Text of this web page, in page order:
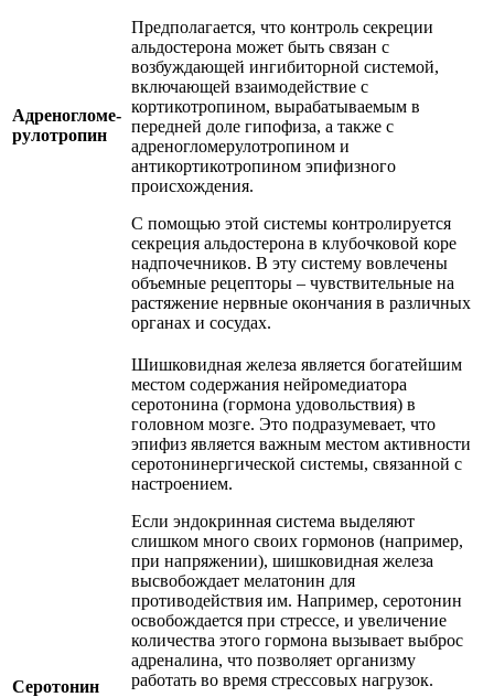
Адреногломе-
рулотропин
Предполагается, что контроль секреции
альдостерона может быть связан с
возбуждающей ингибиторной системой,
включающей взаимодействие с
кортикотропином, вырабатываемым в
передней доле гипофиза, а также с
адреногломерулотропином и
антикортикотропином эпифизного
происхождения.
С помощью этой системы контролируется
секреция альдостерона в клубочковой коре
надпочечников. В эту систему вовлечены
объемные рецепторы – чувствительные на
растяжение нервные окончания в различных
органах и сосудах.
Серотонин
Шишковидная железа является богатейшим
местом содержания нейромедиатора
серотонина (гормона удовольствия) в
головном мозге. Это подразумевает, что
эпифиз является важным местом активности
серотонинергической системы, связанной с
настроением.
Если эндокринная система выделяют
слишком много своих гормонов (например,
при напряжении), шишковидная железа
высвобождает мелатонин для
противодействия им. Например, серотонин
освобождается при стрессе, и увеличение
количества этого гормона вызывает выброс
адреналина, что позволяет организму
работать во время стрессовых нагрузок.